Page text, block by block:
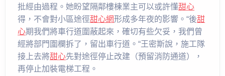
批經由過程。她盼望隔鄰樓棟業主可以或許懂甜心
得，不會對小區途徑甜心網形成多年夜的影響。“後甜
心期我們將車行道圍蔽起來，確切有些欠妥，我們曾
經將部門圍欄拆了，留出車行道。“王密斯說，施工隊
接上去將甜心先對途徑停止改建（預留消防通道），
再停止加裝電梯工程。